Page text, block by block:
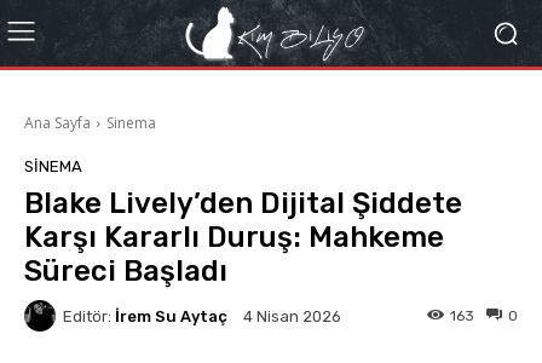
Ana Sayfa Sinema
SINEMA
Blake Lively’den Dijital Şiddete
Karşı Kararlı Duruş: Mahkeme
Süreci Başladı
Editör: İrem Su Aytaç 4 Nisan 2026 0
163